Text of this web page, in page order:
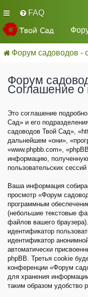
FAQ
Форум садоводов -
Форум
Соглашение о
Это соглашение
Сад» и его
садоводов Твой Сад»,
дальнейшем «они»,
«www.phpbb.com»,
информацию,
пользовательских
Ваша информация
просмотр «Форум
программным
(небольшие текстовые
файлов вашего
идентификатор
идентификатор
автоматически
phpBB. Третья cookie
конференции «Форум
для хранения
таким образом удобство